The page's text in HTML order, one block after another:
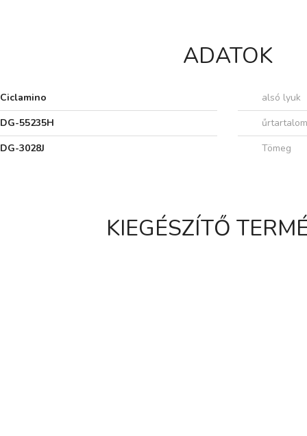
ADATOK
Ciclamino alsó lyuk
DG-55235H űrtartalom
DG-3028J Tömeg
KIEGÉSZÍTŐ